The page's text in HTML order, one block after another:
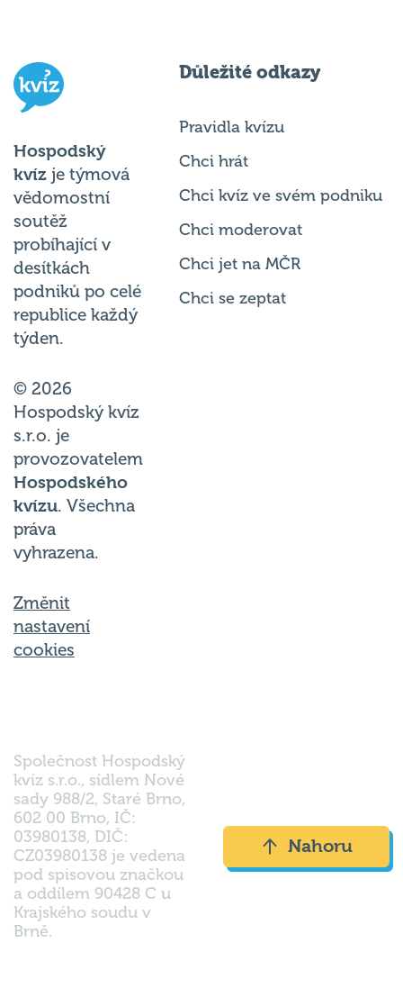
Hospodský
kvíz je týmová
vědomostní
soutěž
probíhající v
desítkách
podniků po celé
republice každý
týden.
© 2026
Hospodský kvíz
s.r.o. je
provozovatelem
Hospodského
kvízu. Všechna
práva
vyhrazena.
Změnit
nastavení
cookies
Důležité odkazy
Pravidla kvízu
Chci hrát
Chci kvíz ve svém podniku
Chci moderovat
Chci jet na MČR
Chci se zeptat
Společnost Hospodský
kvíz s.r.o., sídlem Nové
sady 988/2, Staré Brno,
602 00 Brno, IČ:
03980138, DIČ:
CZ03980138 je vedena
pod spisovou značkou
a oddílem 90428 C u
Krajského soudu v
Brně.
Nahoru